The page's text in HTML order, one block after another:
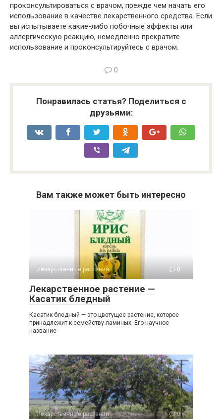
проконсультироваться с врачом, прежде чем начать его
использование в качестве лекарственного средства. Если
вы испытываете какие-либо побочные эффекты или
аллергическую реакцию, немедленно прекратите
использование и проконсультируйтесь с врачом.
0
Понравилась статья? Поделиться с
друзьями:
Вам также может быть интересно
Лекарственные растения 0
Лекарственное растение —
Касатик бледный
Касатик бледный — это цветущее растение, которое
принадлежит к семейству ламиных. Его научное
название
Лекарственные растения 0